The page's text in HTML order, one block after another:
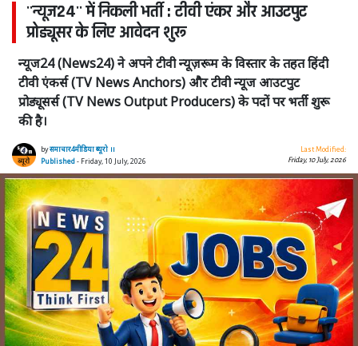
''न्यूज24'' में निकली भर्ती : टीवी एंकर और आउटपुट
प्रोड्यूसर के लिए आवेदन शुरू
न्यूज24 (News24) ने अपने टीवी न्यूज़रूम के विस्तार के तहत हिंदी
टीवी एंकर्स (TV News Anchors) और टीवी न्यूज आउटपुट
प्रोड्यूसर्स (TV News Output Producers) के पदों पर भर्ती शुरू
की है।
byसमाचार4मीडिया ब्यूरो ।।
Published - Friday, 10 July, 2026
Last Modified:
Friday, 10 July, 2026